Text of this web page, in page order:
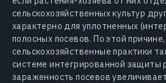
сельскохозяйственных культур
характерно для уплотненных
полосных посевов. По этой
сельскохозяйственные практики
системе интегрированной защиты
зараженность посевов